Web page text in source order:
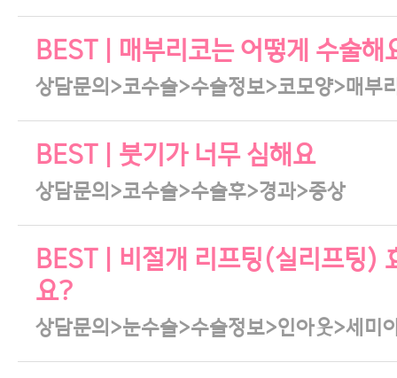
BEST | 매부리코는 어떻게 수술해
상담문의>코수술>수술정보>코모양>매부
BEST | 붓기가 너무 심해요
상담문의>코수술>수술후>경과>증상
BEST | 비절개 리프팅(실리프팅)
요?
상담문의>눈수술>수술정보>인아웃>세미